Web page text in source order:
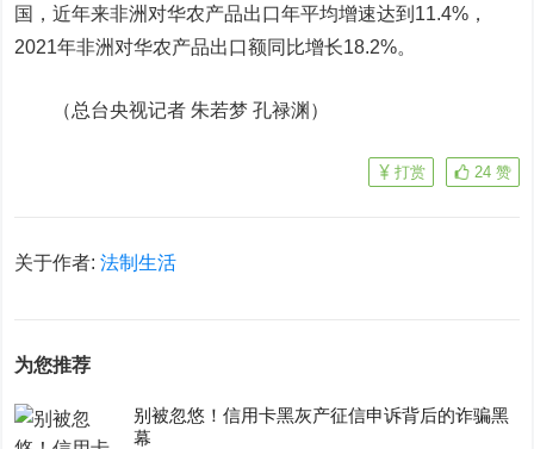
国，近年来非洲对华农产品出口年平均增速达到11.4%，
2021年非洲对华农产品出口额同比增长18.2%。
（总台央视记者 朱若梦 孔禄渊）
24 赞
打赏
关于作者:法制生活
为您推荐
别被忽悠！信用卡黑灰产征信申诉背后的诈骗黑
幕